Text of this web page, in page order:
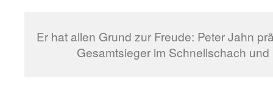
Er hat allen Grund zur Freude: Peter Jahn
Gesamtsieger im Schnellschach